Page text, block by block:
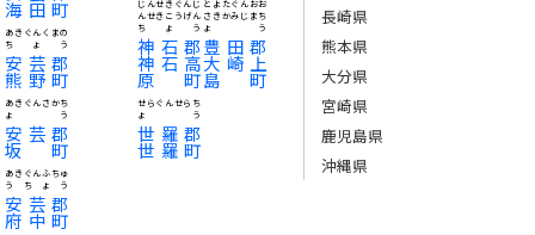
海田町
安芸郡
熊野町
あきぐんくまの
ちょう
安芸郡
坂町
あきぐんさかち
ょう
安芸郡
府中町
あきぐんふちゅ
うちょう
神石郡
神石高
原町
じんせきぐんじ
んせきこうげん
ちょう
世羅郡
世羅町
せらぐんせらち
ょう
豊田郡
大崎上
島町
とよたぐんおお
さきかみじまち
ょう
長崎県
熊本県
大分県
宮崎県
鹿児島県
沖縄県